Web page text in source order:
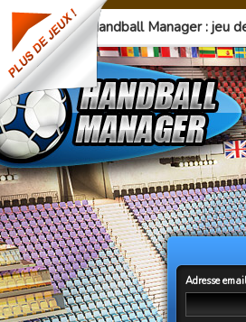
Handball Manager : jeu
Adresse email